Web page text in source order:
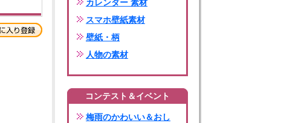
カレンダー 素材
スマホ壁紙素材
壁紙・柄
人物の素材
コンテスト＆イベント
梅雨のかわいい＆おし